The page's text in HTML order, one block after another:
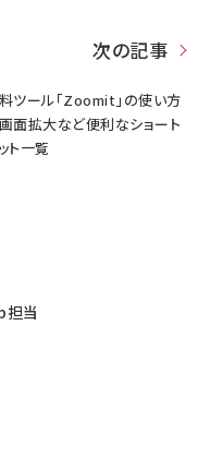
次の記事
ツール「Zoomit」の使い方
画面拡大など便利なショート
ト一覧
担当